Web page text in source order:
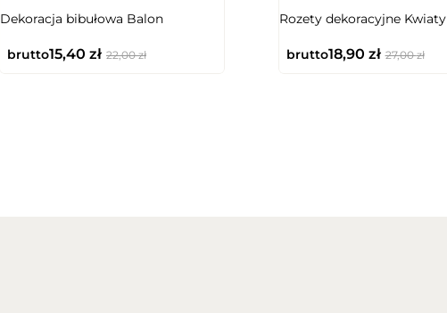
Dekoracja bibułowa Balon
22,00zł
15,40 zł
brutto
Rozety dekoracyjne Kwiaty
27,00zł
18,90 zł
brutto